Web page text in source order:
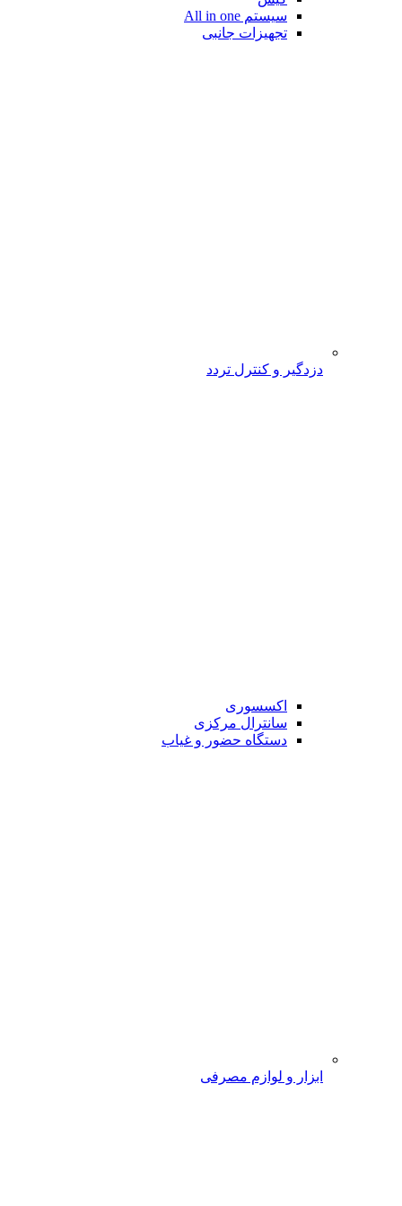
سیستم All in one
تجهیزات جانبی
دزدگیر و کنترل تردد
اکسسوری
سانترال مرکزی
دستگاه حضور و غیاب
ابزار و لوازم مصرفی